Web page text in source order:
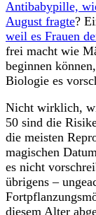
Antibabypille,
August fragte?
weil es Frauen
frei macht wie
beginnen
Biologie es
Nicht wirklich,
50 sind die
die meisten
magischen
es nicht
übrigens –
diesem Alter